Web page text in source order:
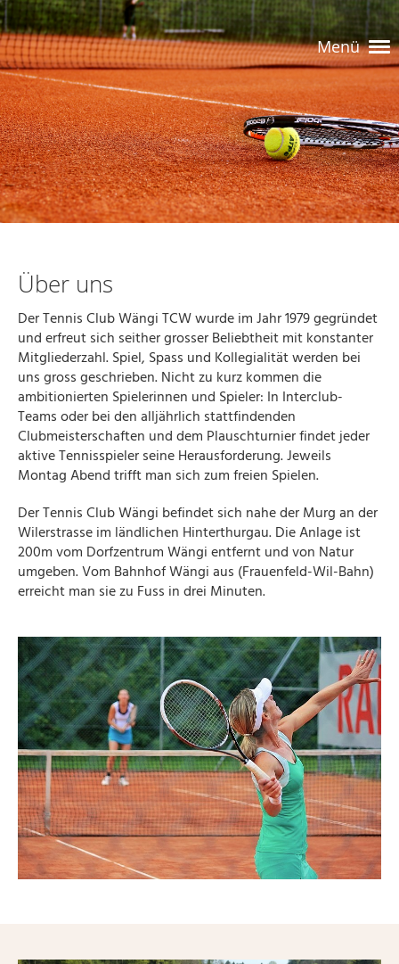
Menü
Über uns
Der Tennis Club Wängi TCW wurde im Jahr 1979 gegründet
und erfreut sich seither grosser Beliebtheit mit konstanter
Mitgliederzahl. Spiel, Spass und Kollegialität werden bei
uns gross geschrieben. Nicht zu kurz kommen die
ambitionierten Spielerinnen und Spieler: In Interclub-
Teams oder bei den alljährlich stattfindenden
Clubmeisterschaften und dem Plauschturnier findet jeder
aktive Tennisspieler seine Herausforderung. Jeweils
Montag Abend trifft man sich zum freien Spielen.
Der Tennis Club Wängi befindet sich nahe der Murg an der
Wilerstrasse im ländlichen Hinterthurgau. Die Anlage ist
200m vom Dorfzentrum Wängi entfernt und von Natur
umgeben. Vom Bahnhof Wängi aus (Frauenfeld-Wil-Bahn)
erreicht man sie zu Fuss in drei Minuten.